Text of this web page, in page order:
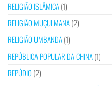
RELIGIÃO ISLÂMICA(1)
RELIGIÃO MUÇULMANA(2)
RELIGIÃO UMBANDA(1)
REPÚBLICA POPULAR DA CHINA(1)
REPÚDIO (2)